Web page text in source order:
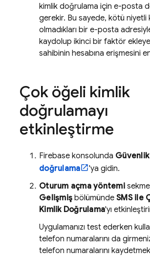
kimlik doğrulama için e-posta
gerekir. Bu sayede, kötü niyetli
olmadıkları bir e-posta
kaydolup ikinci bir faktör
sahibinin hesabına erişmesini
Çok öğeli kimlik
doğrulamayı
etkinleştirme
Firebase konsolunda Güvenlik
doğrulama
'ya gidin.
Oturum açma yöntemi
Gelişmiş bölümünde SMS ile
Kimlik Doğrulama'yı
Uygulamanızı test ederken
telefon numaralarını da
telefon numaralarını